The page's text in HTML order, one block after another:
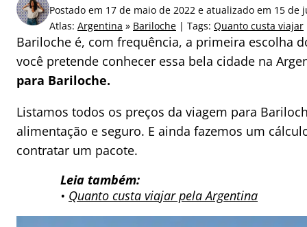
a
r
p
o
:
Postado em 17 de maio de 2022 e atualizado em 15 de
Atlas: Argentina » Bariloche | Tags: Quanto custa viajar
Bariloche é, com frequência, a primeira escolha
você pretende conhecer essa bela cidade na
para Bariloche.
Listamos todos os preços da viagem para
alimentação e seguro. E ainda fazemos um
contratar um pacote.
Leia também:
• Quanto custa viajar pela Argentina